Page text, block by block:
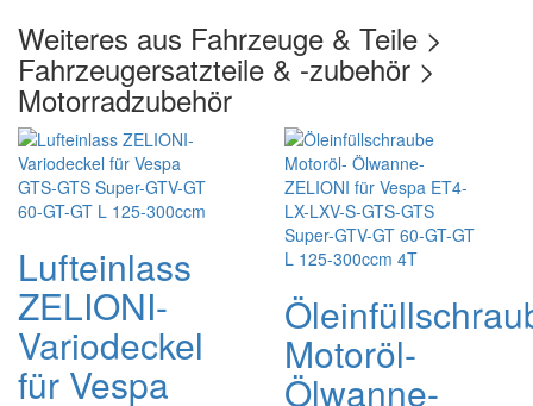
Weiteres aus Fahrzeuge & Teile >
Fahrzeugersatzteile & -zubehör >
Motorradzubehör
Lufteinlass
ZELIONI-
Variodeckel
für Vespa
Motoröl-
Ölwanne-